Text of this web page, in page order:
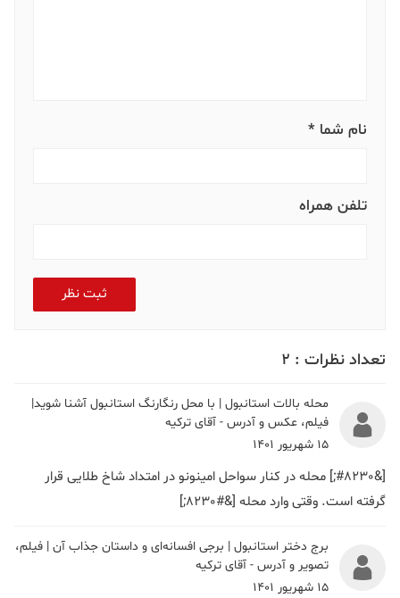
نام شما *
تلفن همراه
ثبت نظر
تعداد نظرات : 2
محله بالات استانبول | با محل رنگارنگ استانبول آشنا شوید|
فیلم، عکس و آدرس - آقای ترکیه
15 شهریور 1401
[&#8230;] محله در کنار سواحل امینونو در امتداد شاخ طلایی قرار
گرفته است. وقتی وارد محله [&#8230;]
برج دختر استانبول | برجی افسانه‌ای و داستان جذاب آن | فیلم،
تصویر و آدرس - آقای ترکیه
15 شهریور 1401